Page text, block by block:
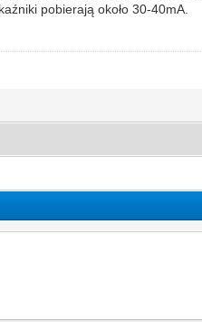
pobierają około 30-40mA.